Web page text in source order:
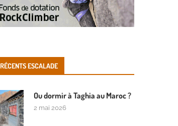
ESCALADE
Ou dormir à Taghia au Maroc ?
2 mai 2026